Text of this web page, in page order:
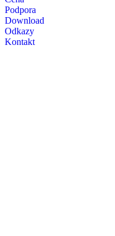
Podpora
Download
Odkazy
Kontakt